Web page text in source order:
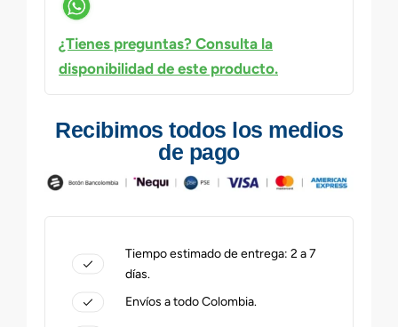
¿Tienes preguntas? Consulta la
disponibilidad de este producto.
Recibimos todos los medios
de pago
Tiempo estimado de entrega: 2 a 7
días.
Envíos a todo Colombia.